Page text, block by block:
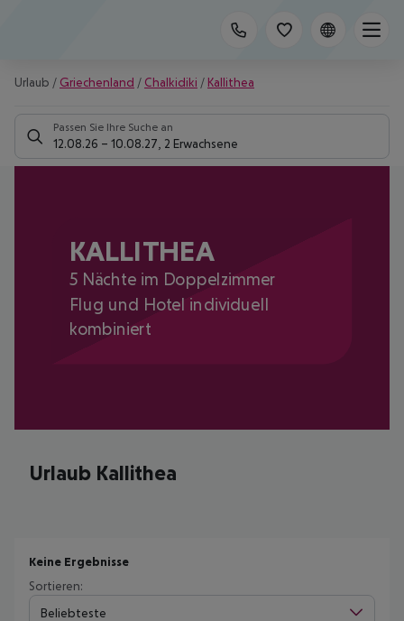
Urlaub / Griechenland / Chalkidiki / Kallithea
Passen Sie Ihre Suche an
12.08.26 – 10.08.27 2 Erwachsene
KALLITHEA
5 Nächte im Doppelzimmer
Flug und Hotel individuell
kombiniert
Urlaub Kallithea
Keine Ergebnisse
Sortieren:
Beliebteste